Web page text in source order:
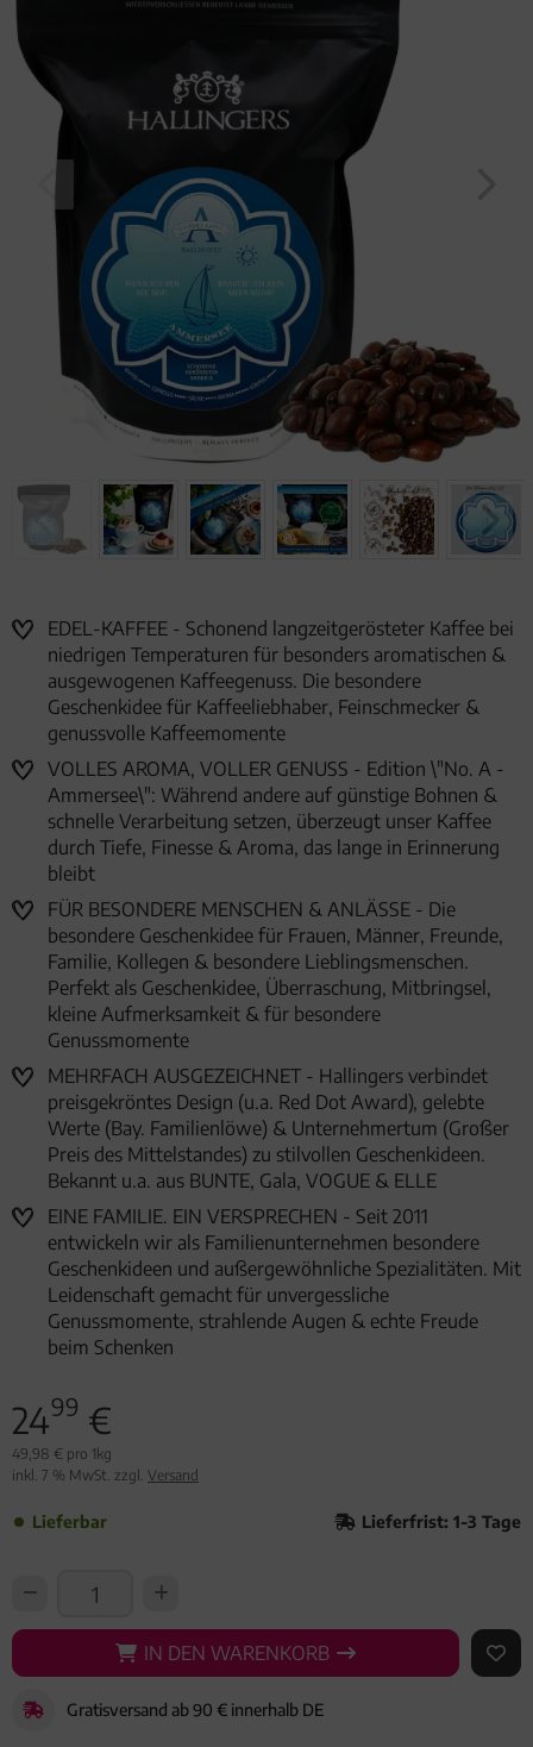
EDEL-KAFFEE - Schonend langzeitgerösteter Kaffee bei
niedrigen Temperaturen für besonders aromatischen &
ausgewogenen Kaffeegenuss. Die besondere
Geschenkidee für Kaffeeliebhaber, Feinschmecker &
genussvolle Kaffeemomente
VOLLES AROMA, VOLLER GENUSS - Edition \"No. A -
Ammersee\": Während andere auf günstige Bohnen &
schnelle Verarbeitung setzen, überzeugt unser Kaffee
durch Tiefe, Finesse & Aroma, das lange in Erinnerung
bleibt
FÜR BESONDERE MENSCHEN & ANLÄSSE - Die
besondere Geschenkidee für Frauen, Männer, Freunde,
Familie, Kollegen & besondere Lieblingsmenschen.
Perfekt als Geschenkidee, Überraschung, Mitbringsel,
kleine Aufmerksamkeit & für besondere
Genussmomente
MEHRFACH AUSGEZEICHNET - Hallingers verbindet
preisgekröntes Design (u.a. Red Dot Award), gelebte
Werte (Bay. Familienlöwe) & Unternehmertum (Großer
Preis des Mittelstandes) zu stilvollen Geschenkideen.
Bekannt u.a. aus BUNTE, Gala, VOGUE & ELLE
EINE FAMILIE. EIN VERSPRECHEN - Seit 2011
entwickeln wir als Familienunternehmen besondere
Geschenkideen und außergewöhnliche Spezialitäten. Mit
Leidenschaft gemacht für unvergessliche
Genussmomente, strahlende Augen & echte Freude
beim Schenken
2499 €
49,98 € pro 1kg
inkl. 7 % MwSt. zzgl. Versand
Lieferbar Lieferfrist: 1-3 Tage
IN DEN WARENKORB
IN DEN WARENKORB AUF
Gratisversand ab 90 € innerhalb DE
Geburtstag
Bayern